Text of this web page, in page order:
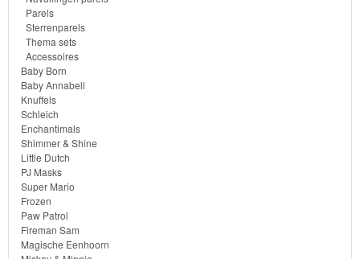
Parels
Sterrenparels
Thema sets
Accessoires
Baby Born
Baby Annabell
Knuffels
Schleich
Enchantimals
Shimmer & Shine
Little Dutch
PJ Masks
Super Mario
Frozen
Paw Patrol
Fireman Sam
Magische Eenhoorn